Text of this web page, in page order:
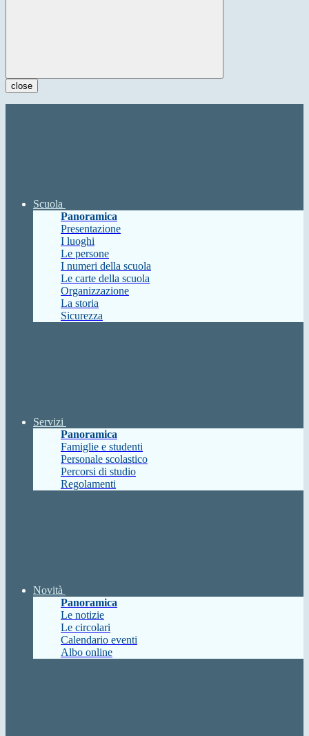
close
Scuola
Panoramica
Presentazione
I luoghi
Le persone
I numeri della scuola
Le carte della scuola
Organizzazione
La storia
Sicurezza
Servizi
Panoramica
Famiglie e studenti
Personale scolastico
Percorsi di studio
Regolamenti
Novità
Panoramica
Le notizie
Le circolari
Calendario eventi
Albo online